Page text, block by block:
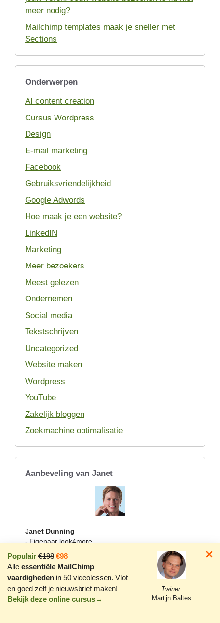
Populair €198 €98
Alle essentiële MailChimp
vaardigheden in 50 videolessen. Vlot
en goed zelf je nieuwsbrief maken!
Bekijk deze online cursus→
Trainer:
Martijn Baltes
meer nodig?
Mailchimp templates maak je sneller met
Sections
Onderwerpen
AI content creation
Cursus Wordpress
Design
E-mail marketing
Facebook
Gebruiksvriendelijkheid
Google Adwords
Hoe maak je een website?
LinkedIN
Marketing
Meer bezoekers
Meest gelezen
Ondernemen
Social media
Tekstschrijven
Uncategorized
Website maken
Wordpress
YouTube
Zakelijk bloggen
Zoekmachine optimalisatie
Aanbeveling van Janet
Janet Dunning
- Eigenaar look4more
Martijn ondersteunt look4more als sinds 8 jaar met het
inrichten, ontwerpen en op niveau houden van de
website; www.look4more.nl. Recent heeft Martijn in
korte tijd mijn site overgezet naar Wordpress en er
voor gezorgd dat de look-and-feel weer helemaal van
deze tijd is en perfect aansluit bij mijn diensten. Martijn